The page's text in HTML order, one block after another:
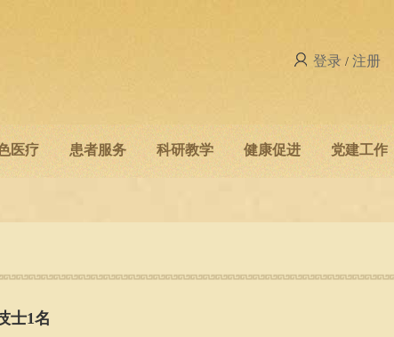
登录 / 注册
医疗 患者服务 科研教学 健康促进 党建工作
士1名